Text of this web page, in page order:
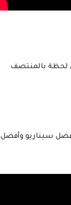
لحظة بالمنتصف
للأوسكار هما أفضل سيناريو وأفضل